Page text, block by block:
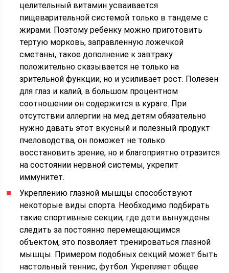
целительный витамин усваивается
пищеварительной системой только в тандеме с
жирами. Поэтому ребенку можно приготовить
тертую морковь, заправленную ложечкой
сметаны, такое дополнение к завтраку
положительно сказывается не только на
зрительной функции, но и усиливает рост. Полезен
для глаз и калий, в большом процентном
соотношении он содержится в кураге. При
отсутствии аллергии на мед детям обязательно
нужно давать этот вкусный и полезный продукт
пчеловодства, он поможет не только
восстановить зрение, но и благоприятно отразится
на состоянии нервной системы, укрепит
иммунитет.
Укреплению глазной мышцы способствуют
некоторые виды спорта. Необходимо подбирать
такие спортивные секции, где дети вынуждены
следить за постоянно перемещающимся
объектом, это позволяет тренироваться глазной
мышцы. Примером подобных секций может быть
настольный теннис, футбол. Укрепляет общее